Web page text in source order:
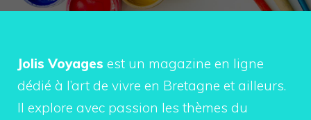
Jolis Voyages est un magazine en ligne
dédié à l’art de vivre en Bretagne et ailleurs.
Il explore avec passion les thèmes du